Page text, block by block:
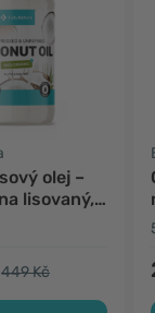
olej –
lisovaný,
449 Kč